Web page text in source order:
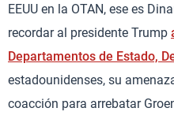
EEUU en la OTAN, ese es
recordar al presidente Trump
Departamentos de Estado,
estadounidenses, su
coacción para arrebatar